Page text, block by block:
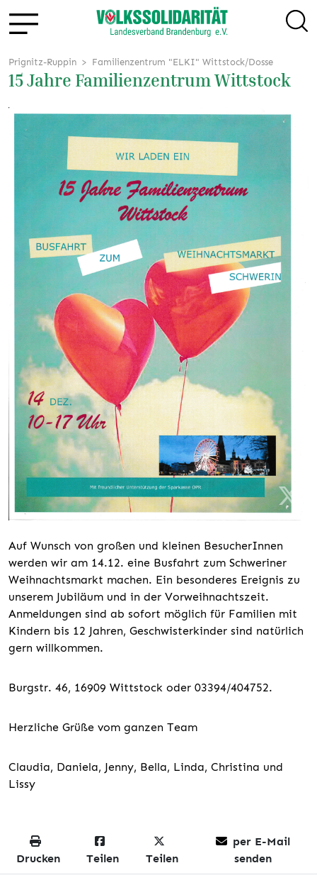
Prignitz-Ruppin Familienzentrum "ELKI" Wittstock/Dosse
15 Jahre Familienzentrum Wittstock
Auf Wunsch von großen und kleinen BesucherInnen
werden wir am 14.12. eine Busfahrt zum Schweriner
Weihnachtsmarkt machen. Ein besonderes Ereignis zu
unserem Jubiläum und in der Vorweihnachtszeit.
Anmeldungen sind ab sofort möglich für Familien mit
Kindern bis 12 Jahren, Geschwisterkinder sind natürlich
gern willkommen.
Burgstr. 46, 16909 Wittstock oder 03394/404752.
Herzliche Grüße vom ganzen Team
Claudia, Daniela, Jenny, Bella, Linda, Christina und
Lissy
Drucken Teilen Teilen
per E-Mail
senden